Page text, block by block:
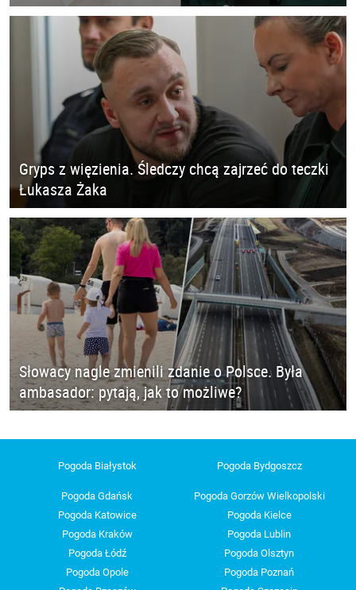
Gryps z więzienia. Śledczy chcą zajrzeć do teczki
Łukasza Żaka
Słowacy nagle zmienili zdanie o Polsce. Była
ambasador: pytają, jak to możliwe?
Pogoda Białystok Pogoda Bydgoszcz
Pogoda Gdańsk
Pogoda Gorzów Wielkopolski
Pogoda Katowice
Pogoda Kielce
Pogoda Kraków
Pogoda Lublin
Pogoda Łódź
Pogoda Olsztyn
Pogoda Opole
Pogoda Poznań